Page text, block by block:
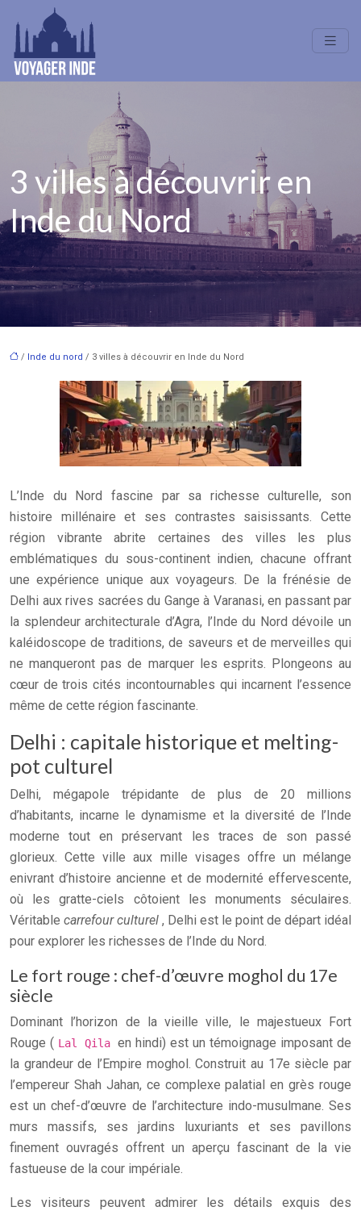
3 villes à découvrir en
Inde du Nord
/ Inde du nord / 3 villes à découvrir en Inde du Nord
L’Inde du Nord fascine par sa richesse culturelle, son
histoire millénaire et ses contrastes saisissants. Cette
région vibrante abrite certaines des villes les plus
emblématiques du sous-continent indien, chacune offrant
une expérience unique aux voyageurs. De la frénésie de
Delhi aux rives sacrées du Gange à Varanasi, en passant par
la splendeur architecturale d’Agra, l’Inde du Nord dévoile un
kaléidoscope de traditions, de saveurs et de merveilles qui
ne manqueront pas de marquer les esprits. Plongeons au
cœur de trois cités incontournables qui incarnent l’essence
même de cette région fascinante.
Delhi : capitale historique et melting-
pot culturel
Delhi, mégapole trépidante de plus de 20 millions
d’habitants, incarne le dynamisme et la diversité de l’Inde
moderne tout en préservant les traces de son passé
glorieux. Cette ville aux mille visages offre un mélange
enivrant d’histoire ancienne et de modernité effervescente,
où les gratte-ciels côtoient les monuments séculaires.
Véritable carrefour culturel , Delhi est le point de départ idéal
pour explorer les richesses de l’Inde du Nord.
Le fort rouge : chef-d’œuvre moghol du 17e
siècle
Dominant l’horizon de la vieille ville, le majestueux Fort
Rouge ( Lal Qila en hindi) est un témoignage imposant de
la grandeur de l’Empire moghol. Construit au 17e siècle par
l’empereur Shah Jahan, ce complexe palatial en grès rouge
est un chef-d’œuvre de l’architecture indo-musulmane. Ses
murs massifs, ses jardins luxuriants et ses pavillons
finement ouvragés offrent un aperçu fascinant de la vie
fastueuse de la cour impériale.
Les visiteurs peuvent admirer les détails exquis des